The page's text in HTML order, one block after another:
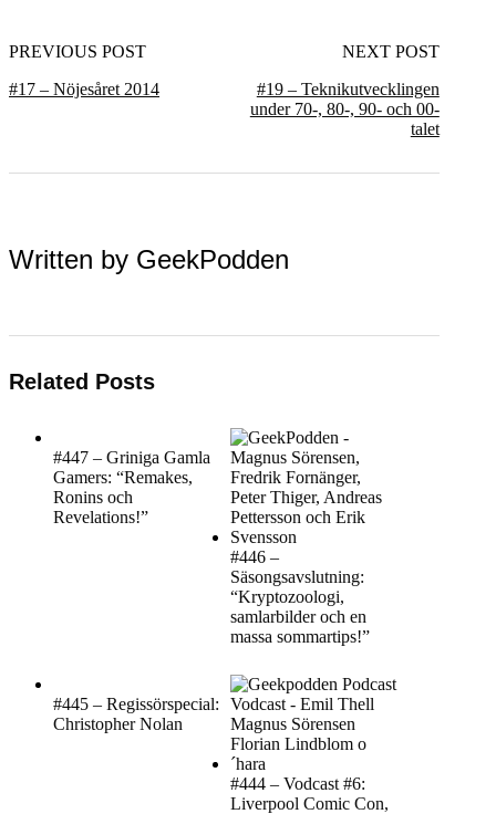
PREVIOUS POST
#17 – Nöjesåret 2014
NEXT POST
#19 – Teknikutvecklingen
under 70-, 80-, 90- och 00-
talet
Written by GeekPodden
Related Posts
#447 – Griniga Gamla
Gamers: “Remakes,
Ronins och
Revelations!”
#446 –
Säsongsavslutning:
“Kryptozoologi,
samlarbilder och en
massa sommartips!”
#445 – Regissörspecial:
Christopher Nolan
#444 – Vodcast #6:
Liverpool Comic Con,